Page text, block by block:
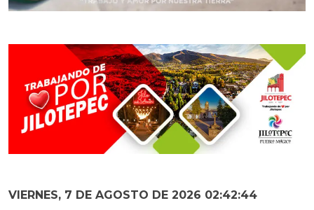
VIERNES, 7 DE AGOSTO DE 2026 02:42:46